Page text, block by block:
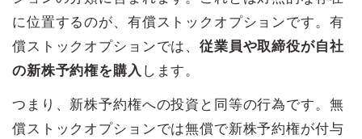
に位置するのが、有償ストックオプションです。有
償ストックオプションでは、従業員や取締役が自社
の新株予約権を購入 します。
つまり、新株予約権への投資と同等の行為です。無
償ストックオプションでは無償で新株予約権が付与